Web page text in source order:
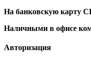
На банковскую карту
Наличными в офисе
Авторизация